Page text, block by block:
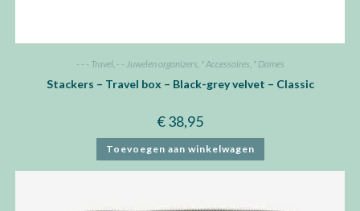
- - - Travel, - - Juwelen organizers, * Accessoires, * Dames
Stackers – Travel box – Black-grey velvet – Classic
€38,95
Toevoegen aan winkelwagen